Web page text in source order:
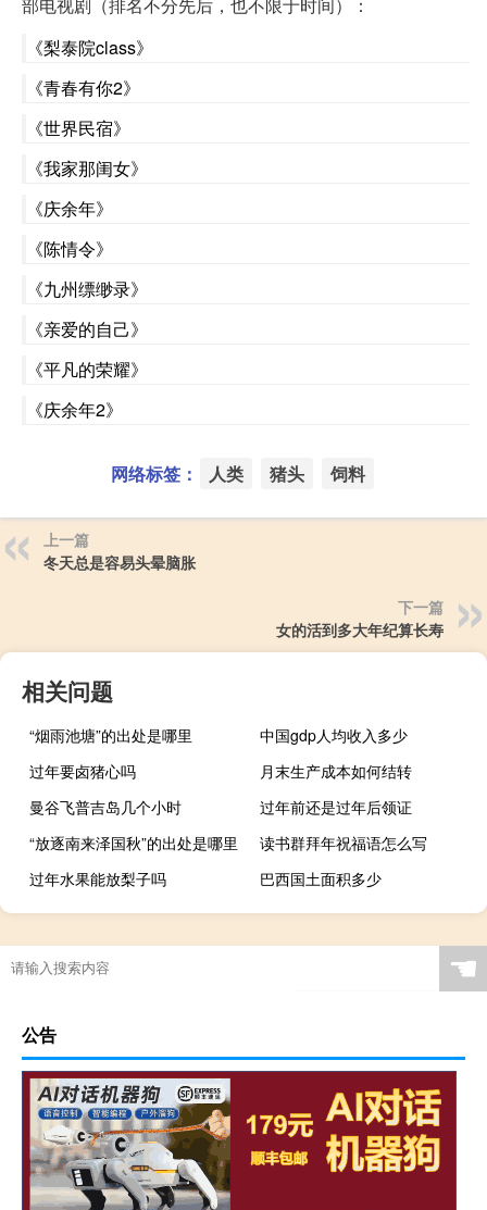
部电视剧（排名不分先后，也不限于时间）：
《梨泰院class》
《青春有你2》
《世界民宿》
《我家那闺女》
《庆余年》
《陈情令》
《九州缥缈录》
《亲爱的自己》
《平凡的荣耀》
《庆余年2》
网络标签： 人类 猪头 饲料
上一篇
冬天总是容易头晕脑胀
下一篇
女的活到多大年纪算长寿
相关问题
“烟雨池塘”的出处是哪里
中国gdp人均收入多少
过年要卤猪心吗
月末生产成本如何结转
曼谷飞普吉岛几个小时
过年前还是过年后领证
“放逐南来泽国秋”的出处是哪里
读书群拜年祝福语怎么写
过年水果能放梨子吗
巴西国土面积多少
☚
公告